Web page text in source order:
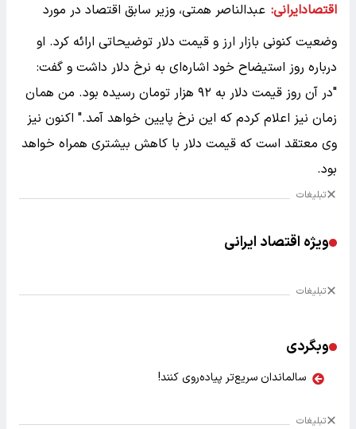
اقتصادایرانی: عبدالناصر همتی، وزیر سابق اقتصاد در مورد
وضعیت کنونی بازار ارز و قیمت دلار توضیحاتی ارائه کرد. او
درباره روز استیضاح خود اشاره‌ای به نرخ دلار داشت و گفت:
"در آن روز قیمت دلار به ۹۲ هزار تومان رسیده بود. من همان
زمان نیز اعلام کردم که این نرخ پایین خواهد آمد." اکنون نیز
وی معتقد است که قیمت دلار با کاهش بیشتری همراه خواهد
بود.
تبلیغات
ویژه اقتصاد ایرانی
تبلیغات
وبگردی
سالماندان سریع‌تر پیاده‌روی کنند!
تبلیغات